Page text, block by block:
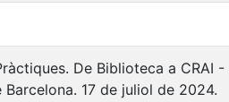
De Biblioteca a CRAI
17 de juliol de 2024.